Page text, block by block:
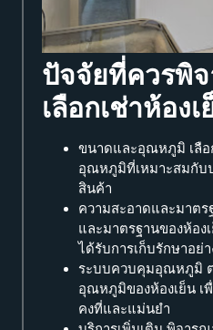
ปัจจัยที่ควรพิ
เลือกเช่าห้องเ
ขนาดและอุณหภูมิ เลือ
อุณหภูมิที่เหมาะสมกับ
สินค้า
ความสะอาดและมาต
และมาตรฐานของห้อง
ได้รับการเก็บรักษาอย่
ระบบควบคุมอุณหภูมิ
อุณหภูมิของห้องเย็น เ
คงที่และแม่นยำ